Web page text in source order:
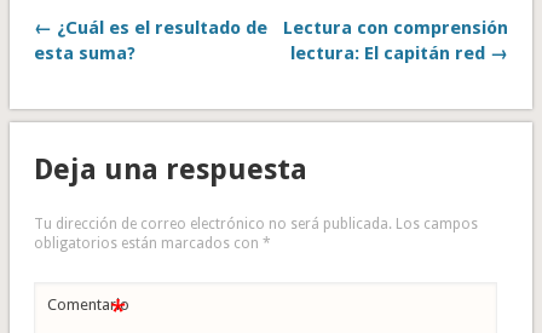
← ¿Cuál es el resultado de
esta suma?
Lectura con comprensión
lectura: El capitán red →
Deja una respuesta
Tu dirección de correo electrónico no será publicada. Los campos
obligatorios están marcados con *
Comentario
*